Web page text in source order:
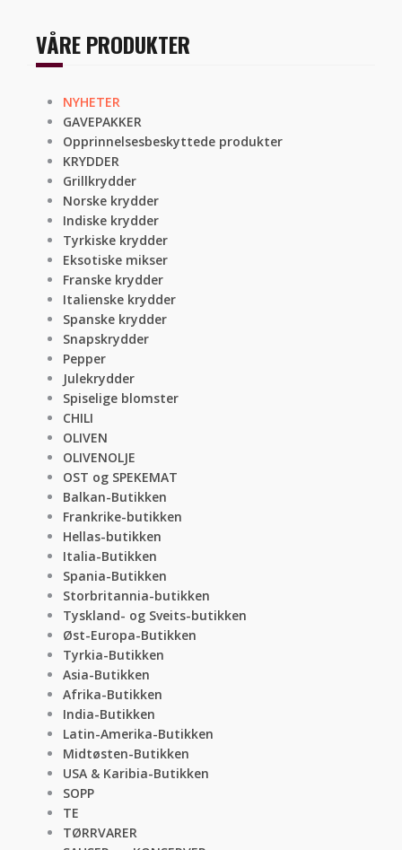
VÅRE PRODUKTER
NYHETER
GAVEPAKKER
Opprinnelsesbeskyttede produkter
KRYDDER
Grillkrydder
Norske krydder
Indiske krydder
Tyrkiske krydder
Eksotiske mikser
Franske krydder
Italienske krydder
Spanske krydder
Snapskrydder
Pepper
Julekrydder
Spiselige blomster
CHILI
OLIVEN
OLIVENOLJE
OST og SPEKEMAT
Balkan-Butikken
Frankrike-butikken
Hellas-butikken
Italia-Butikken
Spania-Butikken
Storbritannia-butikken
Tyskland- og Sveits-butikken
Øst-Europa-Butikken
Tyrkia-Butikken
Asia-Butikken
Afrika-Butikken
India-Butikken
Latin-Amerika-Butikken
Midtøsten-Butikken
USA & Karibia-Butikken
SOPP
TE
TØRRVARER